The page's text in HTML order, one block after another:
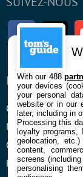
Facebook
ENTREPRISE
Qui sommes nous
Mentions légales
Confidentialité et
Préférences
With our 488
your devices
your personal
website or in our
later, including in
Processing this
loyalty programs,
geolocation,
content,
screens
personalising